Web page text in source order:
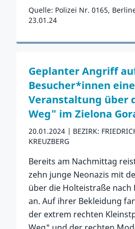
Quelle: Polizei Nr. 0165,
23.01.24
Zum Vorfall
Geplanter Angriff
Besucher*innen
Veranstaltung über
Weg" im Zielona
20.01.2024
BEZIRK:
KREUZBERG
Bereits am Nachmittag
zehn junge Neonazis mit
über die Holteistraße nach
an. Auf ihrer Bekleidung
der extrem rechten